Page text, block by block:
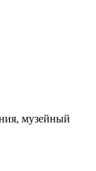
музейный